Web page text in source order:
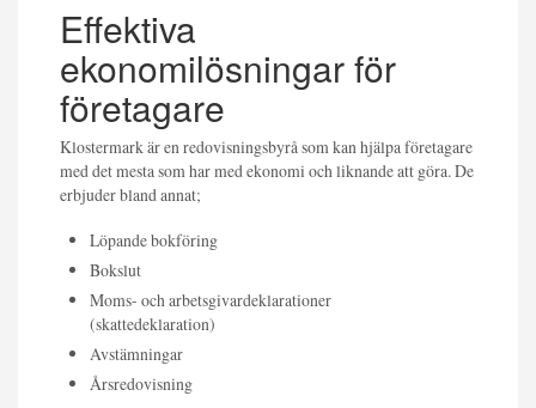
Effektiva
ekonomilösningar för
företagare
Klostermark är en redovisningsbyrå som kan hjälpa företagare
med det mesta som har med ekonomi och liknande att göra. De
erbjuder bland annat;
Löpande bokföring
Bokslut
Moms- och arbetsgivardeklarationer
(skattedeklaration)
Avstämningar
Årsredovisning